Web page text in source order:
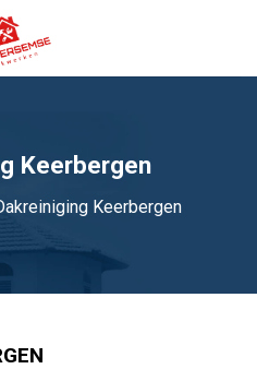
Keerbergen
Keerbergen